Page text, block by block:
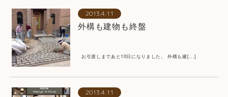
2013.4.11
外構も建物も終盤
お引渡しまであと10日になりました。 外構も建[...]
2013.4.11